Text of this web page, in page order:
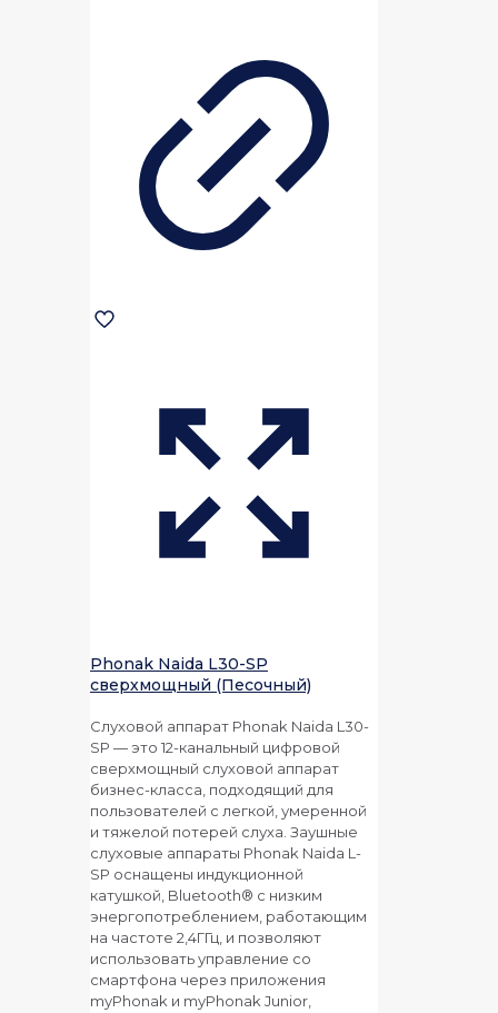
Phonak Naida L30-SP
сверхмощный (Песочный)
Слуховой аппарат Phonak Naida L30-
SP — это 12-канальный цифровой
сверхмощный слуховой аппарат
бизнес-класса, подходящий для
пользователей с легкой, умеренной
и тяжелой потерей слуха. Заушные
слуховые аппараты Phonak Naida L-
SP оснащены индукционной
катушкой, Bluetooth® с низким
энергопотреблением, работающим
на частоте 2,4ГГц, и позволяют
использовать управление со
смартфона через приложения
myPhonak и myPhonak Junior,